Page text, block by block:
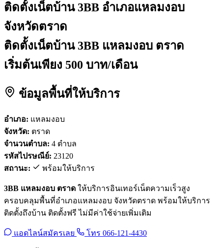
ติดตั้งเน็ตบ้าน 3BB อำเภอแหลมงอบ
จังหวัดตราด
ติดตั้งเน็ตบ้าน 3BB แหลมงอบ ตราด
เริ่มต้นเพียง 500 บาท/เดือน
ข้อมูลพื้นที่ให้บริการ
อำเภอ: แหลมงอบ
จังหวัด: ตราด
จำนวนตำบล: 4 ตำบล
รหัสไปรษณีย์: 23120
สถานะ:
พร้อมให้บริการ
3BB แหลมงอบ ตราด ให้บริการอินเทอร์เน็ตความเร็วสูง
ครอบคลุมพื้นที่อำเภอแหลมงอบ จังหวัดตราด พร้อมให้บริการ
ติดตั้งถึงบ้าน ติดตั้งฟรี ไม่มีค่าใช้จ่ายเพิ่มเติม
แอดไลน์สมัครเลย โทร 066-121-4430